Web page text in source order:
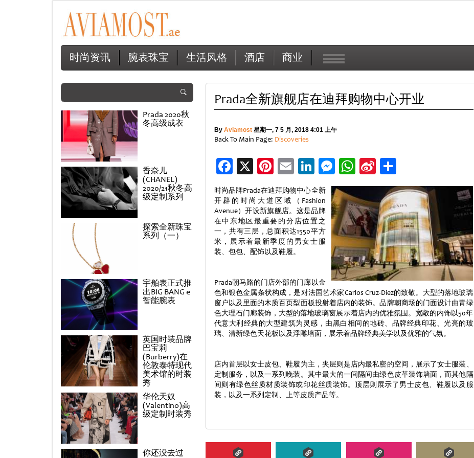
时尚资讯 腕表珠宝 生活风格 酒店 商业
Prada 2020秋
冬高级成衣
香奈儿
(CHANEL)
2020/21秋冬高
级定制系列
探索全新珠宝
系列（一）
宇舶表正式推
出BIG BANG e
智能腕表
英国时装品牌
巴宝莉
(Burberry)在
伦敦泰特现代
美术馆的时装
秀
华伦天奴
(Valentino)高
级定制时装秀
你还没去过
Prada全新旗舰店在迪拜购物中心开业
By Aviamost星期一, 7 5 月, 2018 4:01 上午
Back To Main Page: Discoveries
Facebook
X Pinterest
EmailLinkedIn
Messenger
WhatsApp
Sina
Weibo
分
享
时尚品牌Prada在迪拜购物中心全新
开辟的时尚大道区域（Fashion
Avenue）开设新旗舰店。这是品牌
在中东地区最重要的分店位置之
一，共有三层，总面积达1550平方
米，展示着最新季度的男女士服
装、包包、配饰以及鞋履。
Prada朝马路的门店外部的门廊以金
色和银色金属条状构成，是对法国艺术家Carlos Cruz-Diez的致敬。大型的落地玻璃
窗户以及里面的木质百页型面板投射着店内的装饰。品牌朝商场的门面设计由青绿
色大理石门廊装饰，大型的落地玻璃窗展示着店内的优雅氛围。宽敞的内饰以50年
代意大利经典的大型建筑为灵感，由黑白相间的地砖、品牌经典印花、光亮的玻
璃、清新绿色天花板以及浮雕墙面，展示着品牌经典美学以及优雅的气氛。
店内首层以女士皮包、鞋履为主，夹层则是店内最私密的空间，展示了女士服装、
定制服务，以及一系列晚装。其中最大的一间隔间由绿色皮革装饰墙面，而其他隔
间则有绿色丝质材质装饰或印花丝质装饰。顶层则展示了男士皮包、鞋履以及服
装，以及一系列定制、上等皮质产品等。